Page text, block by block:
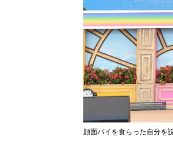
顔面パイを食らった自分を